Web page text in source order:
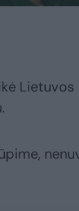
Lietuvos